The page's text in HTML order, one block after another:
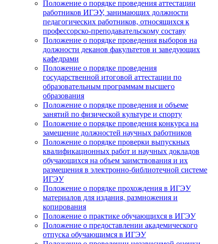
Положение о порядке проведения аттестации
работников ИГЭУ, занимающих должности
педагогических работников, относящихся к
профессорско-преподавательскому составу
Положение о порядке проведения выборов на
должности деканов факультетов и заведующих
кафедрами
Положение о порядке проведения
государственной итоговой аттестации по
образовательным программам высшего
образования
Положение о порядке проведения и объеме
занятий по физической культуре и спорту
Положение о порядке проведения конкурса на
замещение должностей научных работников
Положение о порядке проверки выпускных
квалификационных работ и научных докладов
обучающихся на объем заимствования и их
размещения в электронно-библиотечной системе
ИГЭУ
Положение о порядке прохождения в ИГЭУ
материалов для издания, размножения и
копирования
Положение о практике обучающихся в ИГЭУ
Положение о предоставлении академического
отпуска обучающимся в ИГЭУ